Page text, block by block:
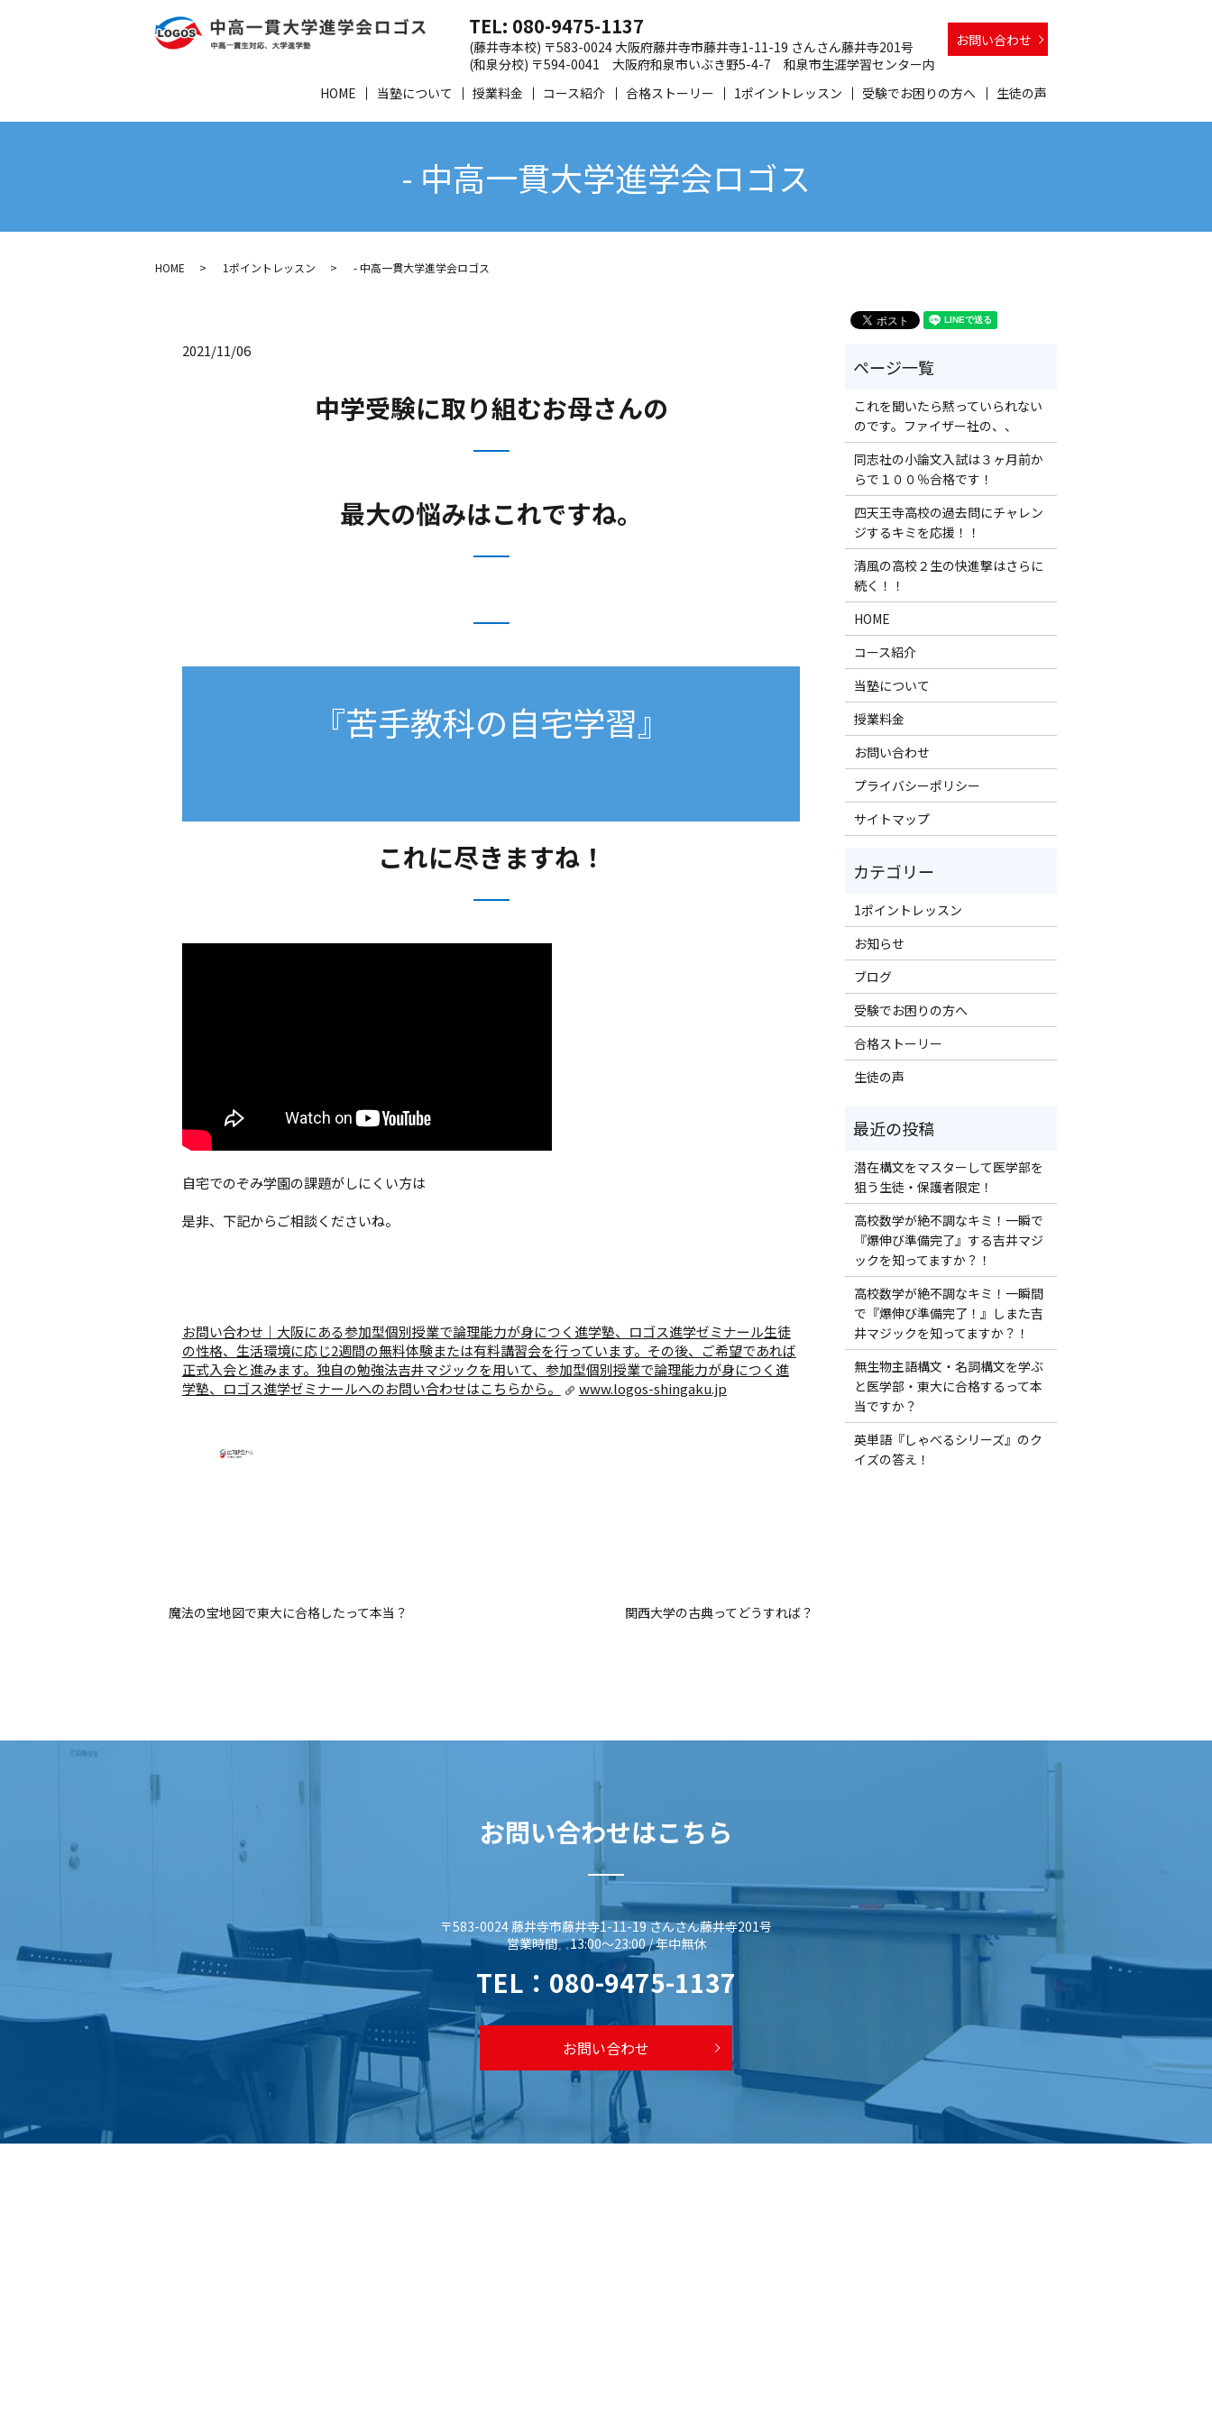
HOME 当塾について 授業料金 コース紹介 合格ストーリー 1ポイントレッスン 受験でお困りの方へ 生徒の声
TEL: 080-9475-1137
(藤井寺本校) 〒583-0024 大阪府藤井寺市藤井寺1-11-19 さんさん藤井寺201号
(和泉分校) 〒594-0041 大阪府和泉市いぶき野5-4-7 和泉市生涯学習センター内
お問い合わせ
- 中高一貫大学進学会ロゴス
HOME 1ポイントレッスン - 中高一貫大学進学会ロゴス
2021/11/06
中学受験に取り組むお母さんの
最大の悩みはこれですね。
『苦手教科の自宅学習』
これに尽きますね！
自宅でのぞみ学園の課題がしにくい方は
是非、下記からご相談くださいね。
お問い合わせ｜大阪にある参加型個別授業で論理能力が身につく進学塾、ロゴス進学ゼミナール生徒
の性格、生活環境に応じ2週間の無料体験または有料講習会を行っています。その後、ご希望であれば
正式入会と進みます。独自の勉強法吉井マジックを用いて、参加型個別授業で論理能力が身につく進
学塾、ロゴス進学ゼミナールへのお問い合わせはこちらから。
www.logos-shingaku.jp
魔法の宝地図で東大に合格したって本当？ 関西大学の古典ってどうすれば？
これを聞いたら黙っていられない
のです。ファイザー社の、、
同志社の小論文入試は３ヶ月前か
らで１００％合格です！
四天王寺高校の過去問にチャレン
ジするキミを応援！！
清風の高校２生の快進撃はさらに
続く！！
HOME
コース紹介
当塾について
授業料金
お問い合わせ
プライバシーポリシー
サイトマップ
1ポイントレッスン
お知らせ
ブログ
受験でお困りの方へ
合格ストーリー
生徒の声
潜在構文をマスターして医学部を
狙う生徒・保護者限定！
高校数学が絶不調なキミ！一瞬で
『爆伸び準備完了』する吉井マジ
ックを知ってますか？！
高校数学が絶不調なキミ！一瞬間
で『爆伸び準備完了！』しまた吉
井マジックを知ってますか？！
無生物主語構文・名詞構文を学ぶ
と医学部・東大に合格するって本
当ですか？
英単語『しゃべるシリーズ』のク
イズの答え！
お問い合わせはこちら
〒583-0024 藤井寺市藤井寺1-11-19 さんさん藤井寺201号
営業時間 13:00～23:00 / 年中無休
TEL： 080-9475-1137
お問い合わせ